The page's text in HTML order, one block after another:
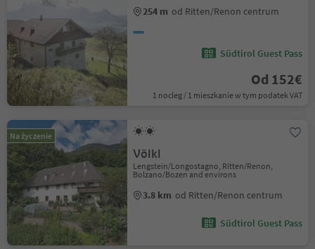
254 m od Ritten/Renon centrum
Südtirol Guest Pass
Od 152€
1 nocleg / 1 mieszkanie w tym podatek VAT
Na życzenie
Völkl
Lengstein/Longostagno, Ritten/Renon,
Bolzano/Bozen and environs
3.8 km od Ritten/Renon centrum
Südtirol Guest Pass